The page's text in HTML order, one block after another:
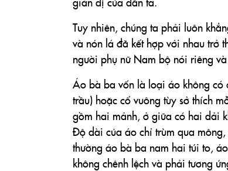
Tuy nhiên, chúng ta phải luôn
và nón lá đã kết hợp với nhau trở
người phụ nữ Nam bộ nói riêng
Áo bà ba vốn là loại áo không có
trầu) hoặc cổ vuông tùy sở thích
gồm hai mảnh, ở giữa có hai dải
Độ dài của áo chỉ trùm qua
thường áo bà ba nam hai túi to,
không chênh lệch và phải tương